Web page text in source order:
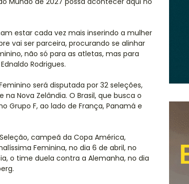
estar cada vez mais inserindo a mulher
vai ser parceira, procurando se alinhar
não só para as atletas, mas para
Rodrigues.
será disputada por 32 seleções,
Nova Zelândia. O Brasil, que busca o
F, ao lado de França, Panamá e
campeã da Copa América,
Feminina, no dia 6 de abril, no
o time duela contra a Alemanha, no dia